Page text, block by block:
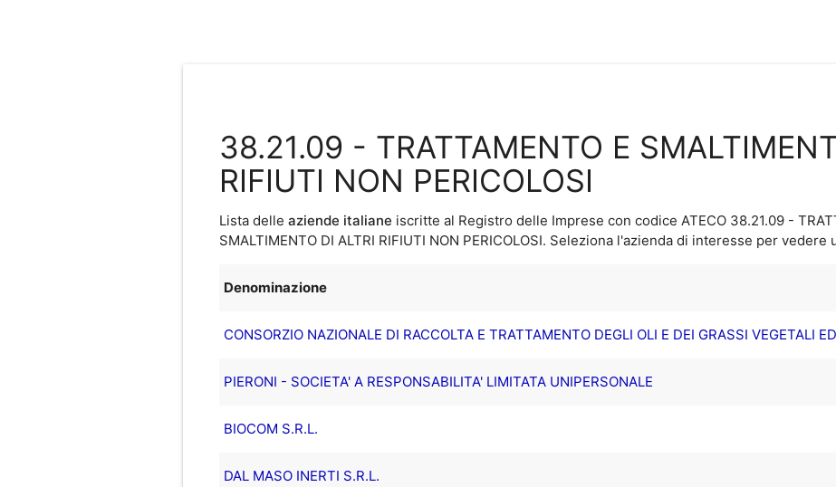
38.21.09 - TRATTAMENTO E
RIFIUTI NON PERICOLOSI
Lista delle aziende italiane iscritte al Registro delle Imprese con codice ATECO 38.21.09 -
SMALTIMENTO DI ALTRI RIFIUTI NON PERICOLOSI. Seleziona l'azienda di interesse per vedere
Denominazione
CONSORZIO NAZIONALE DI RACCOLTA E TRATTAMENTO DEGLI OLI E DEI GRASSI VEGETALI
PIERONI - SOCIETA' A RESPONSABILITA' LIMITATA UNIPERSONALE
BIOCOM S.R.L.
DAL MASO INERTI S.R.L.